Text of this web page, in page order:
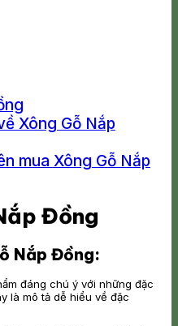
Xông Gỗ Nắp
mua Xông Gỗ Nắp
Đồng
Nắp Đồng:
đáng chú ý với những đặc
là mô tả dễ hiểu về đặc